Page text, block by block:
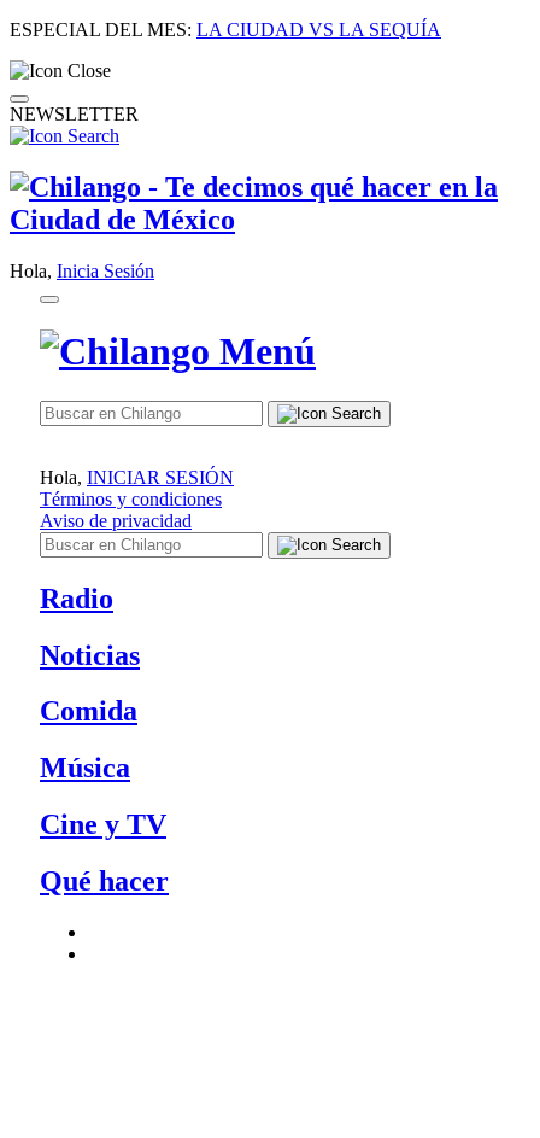
ESPECIAL DEL MES: LA CIUDAD VS LA SEQUÍA
NEWSLETTER
Hola, Inicia Sesión
Hola, INICIAR SESIÓN
Términos y condiciones
Aviso de privacidad
Radio
Noticias
Comida
Música
Cine y TV
Qué hacer